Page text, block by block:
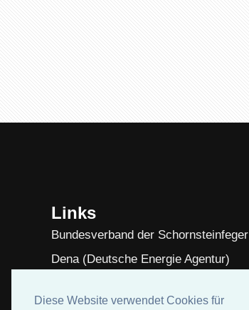
Diese Website verwendet Cookies für
Diese Website verwendet Cookies für
Links
Bundesverband der Schornsteinfeger
Dena (Deutsche Energie Agentur)